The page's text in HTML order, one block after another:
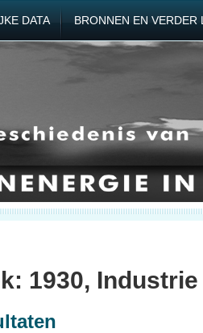
DATA BRONNEN EN VERDER
1930, Industrie